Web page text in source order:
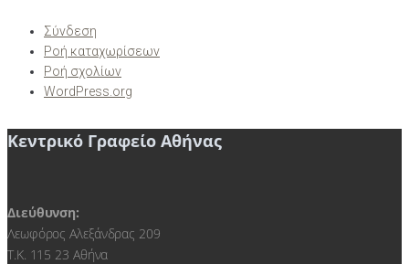
Σύνδεση
Ροή καταχωρίσεων
Ροή σχολίων
WordPress.org
Κεντρικό Γραφείο Αθήνας
Διεύθυνση:
Λεωφόρος Αλεξάνδρας 209
Τ.Κ. 115 23 Αθήνα